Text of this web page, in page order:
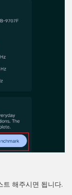
트 해주시면 됩니다.